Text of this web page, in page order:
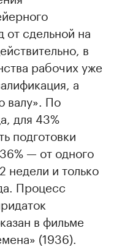
от сдельной на
в
рабочих уже
а
валу». По
для 43%
подготовки
— от одного
недели и только
Процесс
в фильме
(1936).